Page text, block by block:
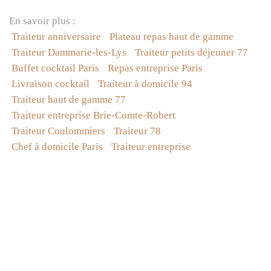
En savoir plus :
Traiteur anniversaire
Plateau repas haut de gamme
Traiteur Dammarie-les-Lys
Traiteur petits déjeuner 77
Buffet cocktail Paris
Repas entreprise Paris
Livraison cocktail
Traiteur à domicile 94
Traiteur haut de gamme 77
Traiteur entreprise Brie-Comte-Robert
Traiteur Coulommiers
Traiteur 78
Chef à domicile Paris
Traiteur entreprise